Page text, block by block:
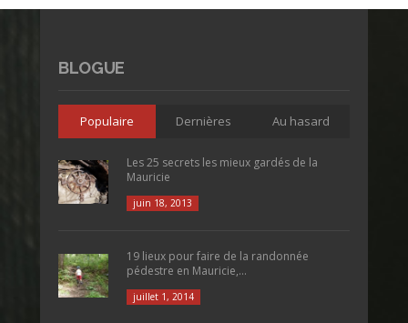
BLOGUE
Populaire Dernières Au hasard
Les 25 secrets les mieux gardés de la
Mauricie
juin 18, 2013
19 lieux pour faire de la randonnée
pédestre en Mauricie,...
juillet 1, 2014